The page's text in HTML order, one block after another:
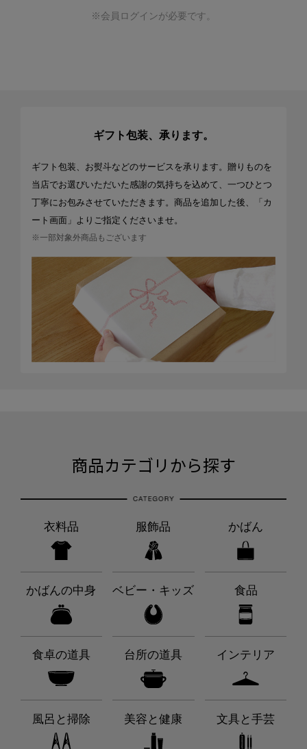
※会員ログインが必要です。
ギフト包装、承ります。
ギフト包装、お熨斗などのサービスを承ります。贈りものを
当店でお選びいただいた感謝の気持ちを込めて、一つひとつ
丁寧にお包みさせていただきます。商品を追加した後、「カ
ート画面」よりご指定くださいませ。
※一部対象外商品もございます
商品カテゴリから探す
衣料品 服飾品 かばん
かばんの中身 ベビー・キッズ 食品
食卓の道具 台所の道具 インテリア
風呂と掃除 美容と健康 文具と手芸